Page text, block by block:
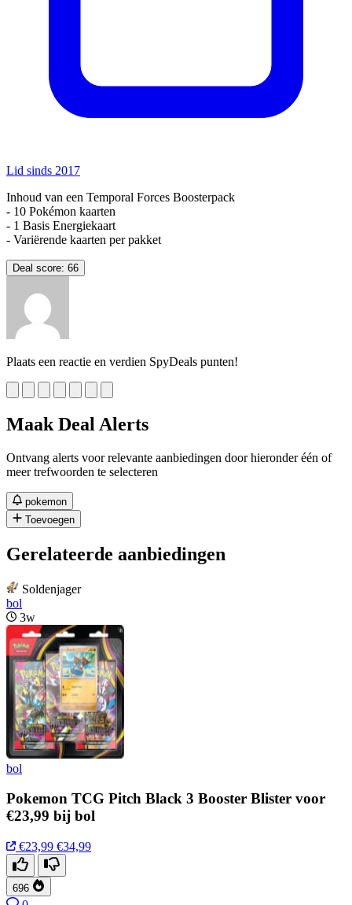
Lid sinds 2017
Inhoud van een Temporal Forces Boosterpack
- 10 Pokémon kaarten
- 1 Basis Energiekaart
- Variërende kaarten per pakket
Deal score: 66
Plaats een reactie en verdien SpyDeals punten!
Maak Deal Alerts
Ontvang alerts voor relevante aanbiedingen door hieronder één of
meer trefwoorden te selecteren
pokemon
Toevoegen
Gerelateerde aanbiedingen
Soldenjager
bol
3w
bol
Pokemon TCG Pitch Black 3 Booster Blister voor
€23,99 bij bol
€23,99 €34,99
696